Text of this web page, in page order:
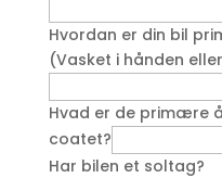
Hvordan er din bil
(Vasket i hånden
Hvad er de primære
coatet?
Har bilen et soltag?